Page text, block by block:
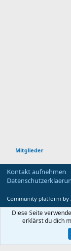
Mitglieder
Kontakt aufnehmen
Community platform by
Diese Seite
erklärst du dich